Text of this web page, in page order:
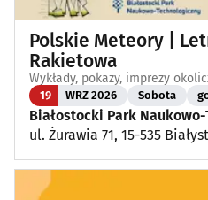
Polskie Meteory |
Rakietowa
Wykłady, pokazy, imprezy
19 WRZ 2026 Sobota
Białostocki Park
ul. Żurawia 71, 15-535